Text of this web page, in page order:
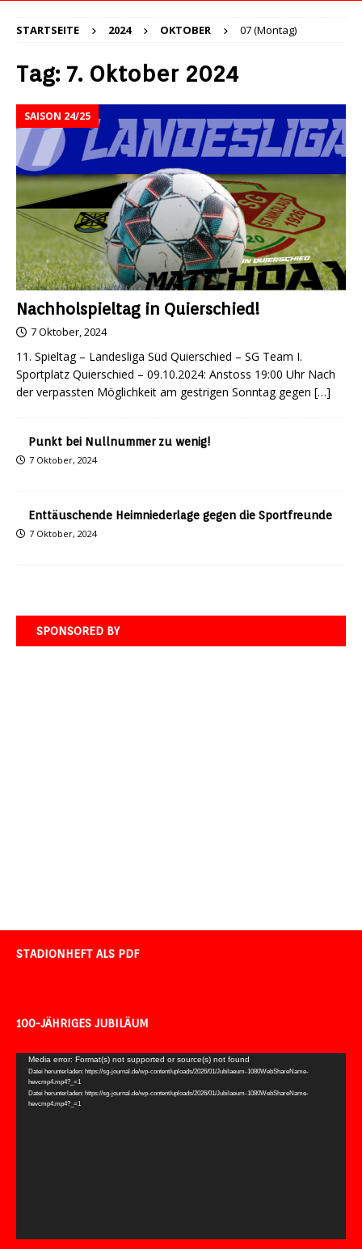
STARTSEITE 2024 OKTOBER 07 (Montag)
Tag: 7. Oktober 2024
SAISON 24/25
Nachholspieltag in Quierschied!
7 Oktober, 2024
11. Spieltag – Landesliga Süd Quierschied – SG Team I.
Sportplatz Quierschied – 09.10.2024: Anstoss 19:00 Uhr Nach
der verpassten Möglichkeit am gestrigen Sonntag gegen […]
Punkt bei Nullnummer zu wenig!
7 Oktober, 2024
Enttäuschende Heimniederlage gegen die Sportfreunde
7 Oktober, 2024
SPONSORED BY
STADIONHEFT ALS PDF
100-JÄHRIGES JUBILÄUM
Video-
Player
Media error: Format(s) not supported or source(s) not found
Datei herunterladen: https://sg-journal.de/wp-content/uploads/2026/01/Jubilaeum-1080WebShareName-
hevcmp4.mp4?_=1
Datei herunterladen: https://sg-journal.de/wp-content/uploads/2026/01/Jubilaeum-1080WebShareName-
hevcmp4.mp4?_=1